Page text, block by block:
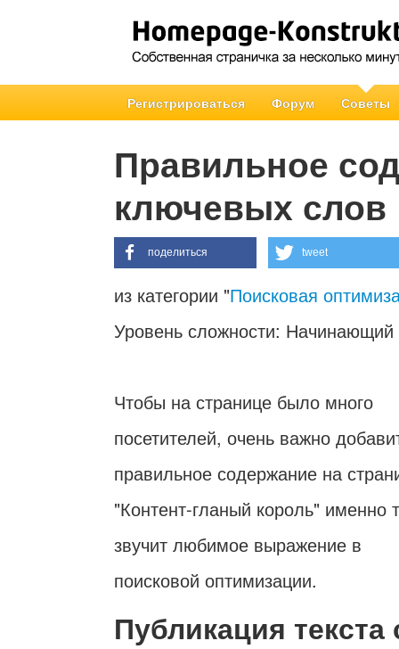
Регистрироваться Форум Советы
Правильное
ключевых слов
поделиться tweet
из категории "Поисковая
Уровень сложности: Начинающий
Чтобы на странице было много
посетителей, очень важно
правильное содержание на
"Контент-гланый король" именно
звучит любимое выражение в
поисковой оптимизации.
Публикация